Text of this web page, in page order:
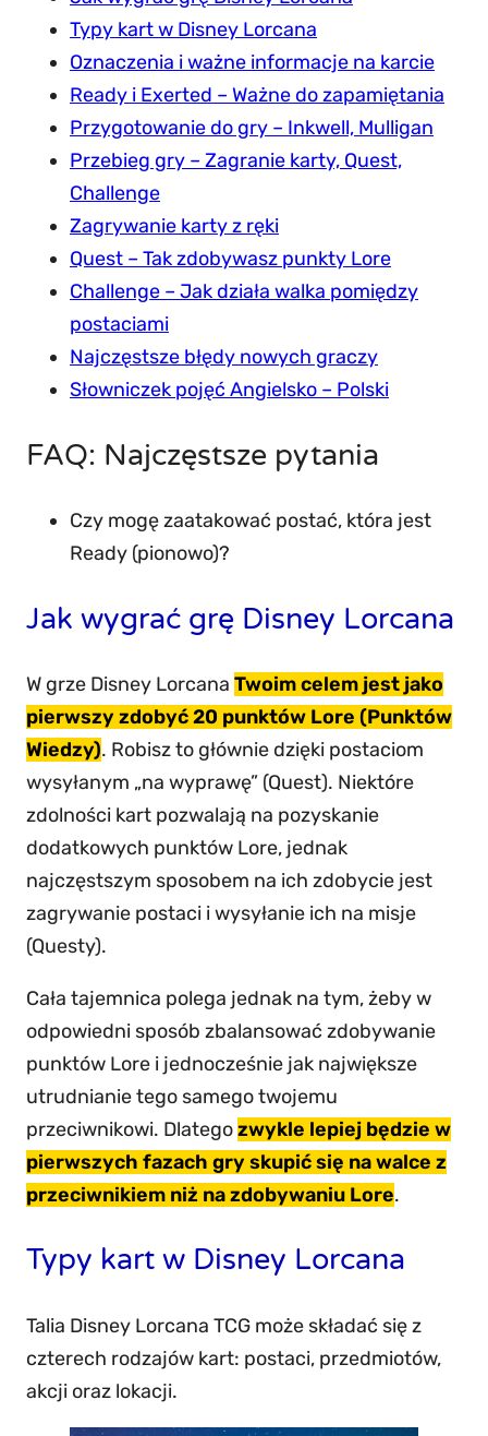
Typy kart w Disney Lorcana
Oznaczenia i ważne informacje na karcie
Ready i Exerted – Ważne do zapamiętania
Przygotowanie do gry – Inkwell, Mulligan
Przebieg gry – Zagranie karty, Quest,
Challenge
Zagrywanie karty z ręki
Quest – Tak zdobywasz punkty Lore
Challenge – Jak działa walka pomiędzy
postaciami
Najczęstsze błędy nowych graczy
Słowniczek pojęć Angielsko – Polski
FAQ: Najczęstsze pytania
Czy mogę zaatakować postać, która jest
Ready (pionowo)?
Jak wygrać grę Disney Lorcana
W grze Disney Lorcana Twoim celem jest jako
pierwszy zdobyć 20 punktów Lore (Punktów
Wiedzy). Robisz to głównie dzięki postaciom
wysyłanym „na wyprawę” (Quest). Niektóre
zdolności kart pozwalają na pozyskanie
dodatkowych punktów Lore, jednak
najczęstszym sposobem na ich zdobycie jest
zagrywanie postaci i wysyłanie ich na misje
(Questy).
Cała tajemnica polega jednak na tym, żeby w
odpowiedni sposób zbalansować zdobywanie
punktów Lore i jednocześnie jak największe
utrudnianie tego samego twojemu
przeciwnikowi. Dlategozwykle lepiej będzie w
pierwszych fazach gry skupić się na walce z
przeciwnikiem niż na zdobywaniu Lore.
Typy kart w Disney Lorcana
Talia Disney Lorcana TCG może składać się z
czterech rodzajów kart: postaci, przedmiotów,
akcji oraz lokacji.